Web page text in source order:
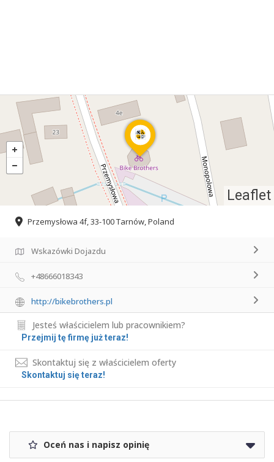
Leaflet
Przemysłowa 4f, 33-100 Tarnów, Poland
Wskazówki Dojazdu
+48666018343
http://bikebrothers.pl
Jesteś właścicielem lub pracownikiem?
Przejmij tę firmę już teraz!
Skontaktuj się z właścicielem oferty
Skontaktuj się teraz!
Oceń nas i napisz opinię